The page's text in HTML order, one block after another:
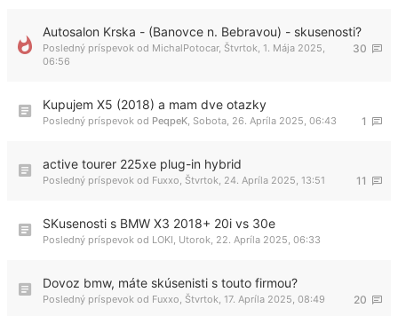
Autosalon Krska - (Banovce n. Bebravou) - skusenosti?
30
Posledný príspevok od MichalPotocar, Štvrtok, 1. Mája 2025,
06:56
Kupujem X5 (2018) a mam dve otazky
1
Posledný príspevok od PeqpeK Sobota, 26. Apríla 2025, 06:43
active tourer 225xe plug-in hybrid
11
Posledný príspevok od Fuxxo Štvrtok, 24. Apríla 2025, 13:51
SKusenosti s BMW X3 2018+ 20i vs 30e
Posledný príspevok od LOKI Utorok, 22. Apríla 2025, 06:33
Dovoz bmw, máte skúsenisti s touto firmou?
20
Posledný príspevok od Fuxxo Štvrtok, 17. Apríla 2025, 08:49